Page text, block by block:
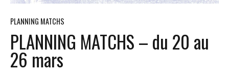
PLANNING MATCHS
PLANNING MATCHS – du 20 au
26 mars